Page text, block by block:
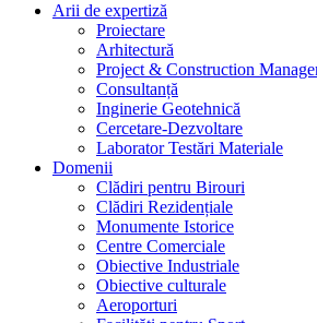
Arii de expertiză
Proiectare
Arhitectură
Project & Construction
Consultanță
Inginerie Geotehnică
Cercetare-Dezvoltare
Laborator Testări Materiale
Domenii
Clădiri pentru Birouri
Clădiri Rezidențiale
Monumente Istorice
Centre Comerciale
Obiective Industriale
Obiective culturale
Aeroporturi